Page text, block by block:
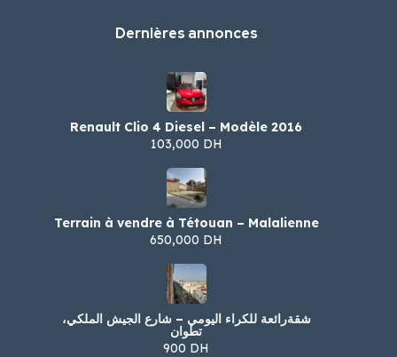
Dernières annonces
Renault Clio 4 Diesel – Modèle 2016
103,000 DH
Terrain à vendre à Tétouan – Malalienne
650,000 DH
شقةرائعة للكراء اليومي – شارع الجيش الملكي،
تطوان
900 DH